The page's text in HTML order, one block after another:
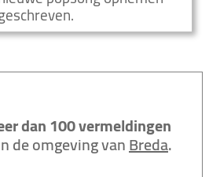
dan 100 vermeldingen
de omgeving vanBreda.